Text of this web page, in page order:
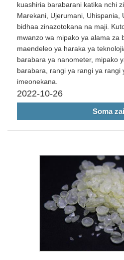
kuashiria barabarani katika nchi
Marekani, Ujerumani, Uhispania,
bidhaa zinazotokana na maji.
mwanzo wa mipako ya alama za
maendeleo ya haraka ya
barabara ya nanometer, mipako
barabara, rangi ya rangi ya rangi
imeonekana.
2022-10-26
Soma